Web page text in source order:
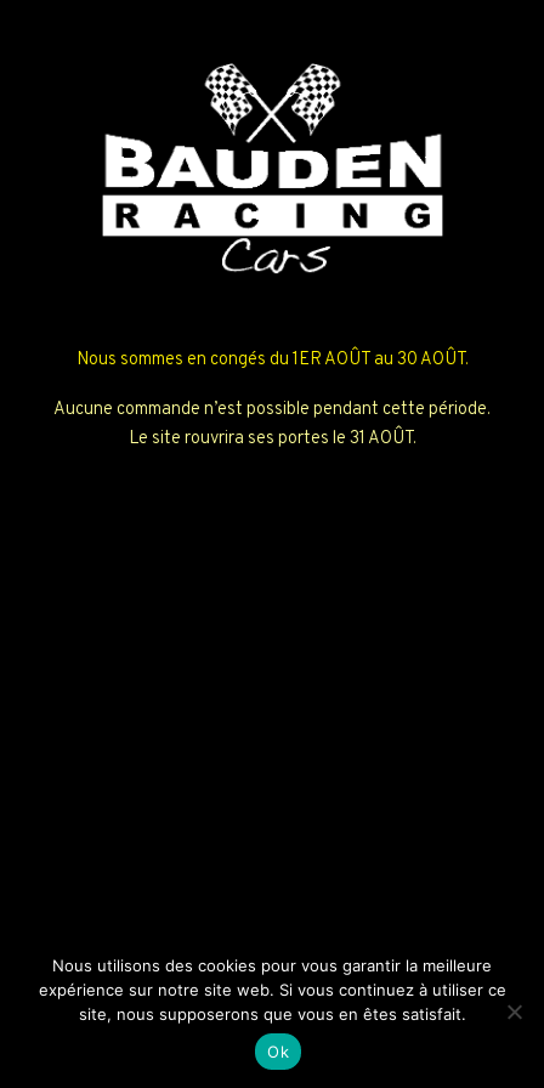
Nous sommes en congés du 1ER AOÛT au 30 AOÛT.
Aucune commande n’est possible pendant cette période.
Le site rouvrira ses portes le 31 AOÛT.
Nous utilisons des cookies pour vous garantir la meilleure
expérience sur notre site web. Si vous continuez à utiliser ce
site, nous supposerons que vous en êtes satisfait.
Ok